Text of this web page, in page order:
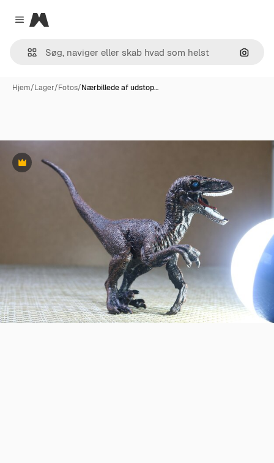
Close menu
Magnific
Søg
Hjem/Lager/Fotos/Nærbillede af udstop…
Præmie